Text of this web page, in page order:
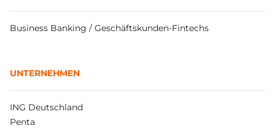
Business Banking / Geschäftskunden-Fintechs
UNTERNEHMEN
ING Deutschland
Penta